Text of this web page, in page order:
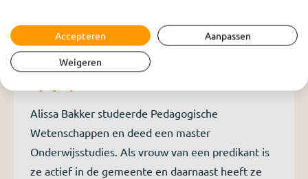
Vrouw in beeld: Alissa Bakker
Alissa Bakker studeerde Pedagogische
Wetenschappen en deed een master
Onderwijsstudies. Als vrouw van een predikant is
ze actief in de gemeente en daarnaast heeft ze
Accepteren Aanpassen
Weigeren